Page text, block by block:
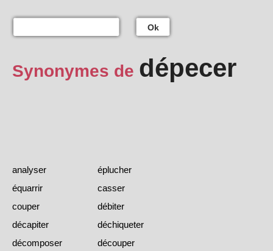
Ok
Synonymes de dépecer
analyser
éplucher
équarrir
casser
couper
débiter
décapiter
déchiqueter
décomposer
découper